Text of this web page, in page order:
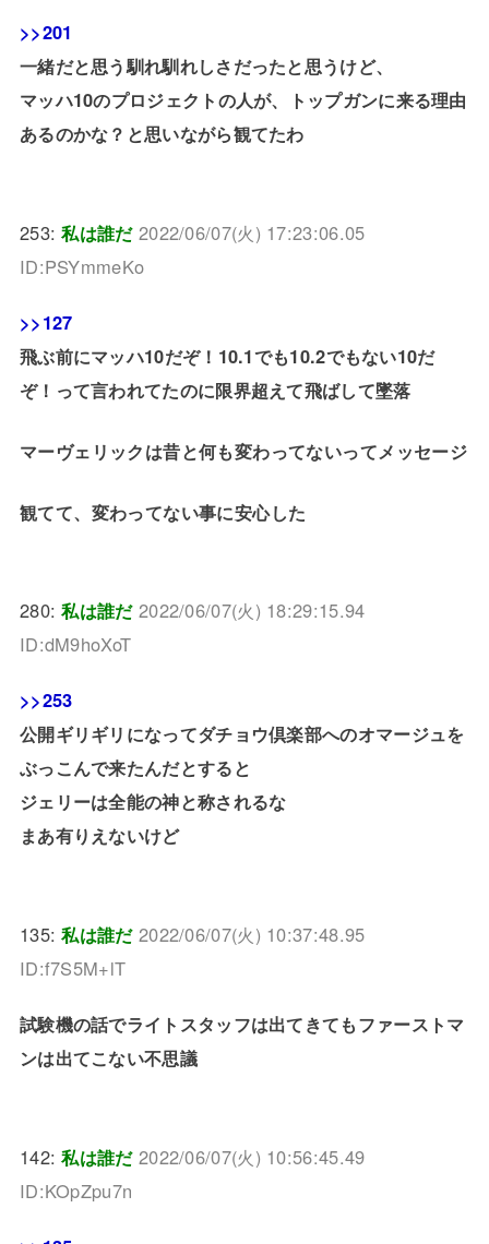
>>201
一緒だと思う馴れ馴れしさだったと思うけど、
マッハ10のプロジェクトの人が、トップガンに来る理由
あるのかな？と思いながら観てたわ
253:私は誰だ 2022/06/07(火) 17:23:06.05
ID:PSYmmeKo
>>127
飛ぶ前にマッハ10だぞ！10.1でも10.2でもない10だ
ぞ！って言われてたのに限界超えて飛ばして墜落
マーヴェリックは昔と何も変わってないってメッセージ
観てて、変わってない事に安心した
280:私は誰だ 2022/06/07(火) 18:29:15.94
ID:dM9hoXoT
>>253
公開ギリギリになってダチョウ倶楽部へのオマージュを
ぶっこんで来たんだとすると
ジェリーは全能の神と称されるな
まあ有りえないけど
135:私は誰だ 2022/06/07(火) 10:37:48.95
ID:f7S5M+lT
試験機の話でライトスタッフは出てきてもファーストマ
ンは出てこない不思議
142:私は誰だ 2022/06/07(火) 10:56:45.49
ID:KOpZpu7n